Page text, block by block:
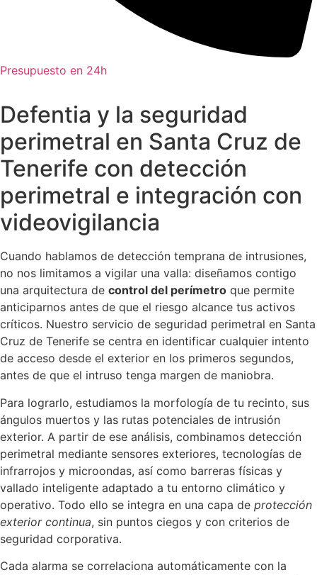
Presupuesto en 24h
Defentia y la seguridad
perimetral en Santa Cruz de
Tenerife con detección
perimetral e integración con
videovigilancia
Cuando hablamos de detección temprana de intrusiones,
no nos limitamos a vigilar una valla: diseñamos contigo
una arquitectura de control del perímetro que permite
anticiparnos antes de que el riesgo alcance tus activos
críticos. Nuestro servicio de seguridad perimetral en Santa
Cruz de Tenerife se centra en identificar cualquier intento
de acceso desde el exterior en los primeros segundos,
antes de que el intruso tenga margen de maniobra.
Para lograrlo, estudiamos la morfología de tu recinto, sus
ángulos muertos y las rutas potenciales de intrusión
exterior. A partir de ese análisis, combinamos detección
perimetral mediante sensores exteriores, tecnologías de
infrarrojos y microondas, así como barreras físicas y
vallado inteligente adaptado a tu entorno climático y
operativo. Todo ello se integra en una capa de protección
exterior continua, sin puntos ciegos y con criterios de
seguridad corporativa.
Cada alarma se correlaciona automáticamente con la